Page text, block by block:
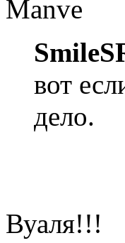
вот
дело.
Вуаля!!!